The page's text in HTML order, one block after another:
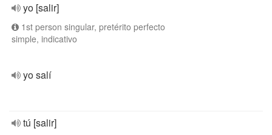
yo [salir]
1st person singular, pretérito perfecto
simple, indicativo
yo salí
tú [salir]